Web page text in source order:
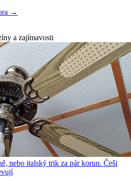
→
a zajímavosti
nebo italský trik za pár korun. Češi